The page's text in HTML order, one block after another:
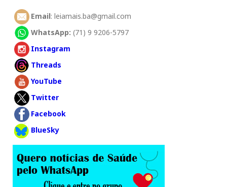
Email: leiamais.ba@gmail.com
WhatsApp: (71) 9 9206-5797
Instagram
Threads
YouTube
Twitter
Facebook
BlueSky